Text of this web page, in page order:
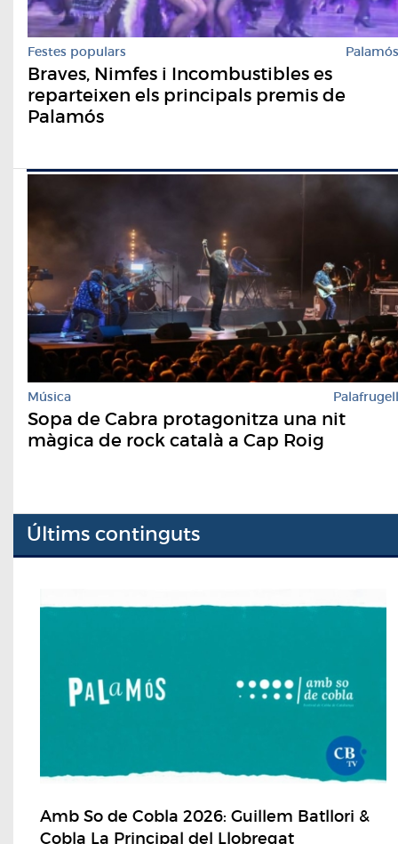
Festes populars Palamós
Braves, Nimfes i Incombustibles es
reparteixen els principals premis de
Palamós
Música Palafrugell
Sopa de Cabra protagonitza una nit
màgica de rock català a Cap Roig
Últims continguts
Amb So de Cobla 2026: Guillem Batllori &
Cobla La Principal del Llobregat